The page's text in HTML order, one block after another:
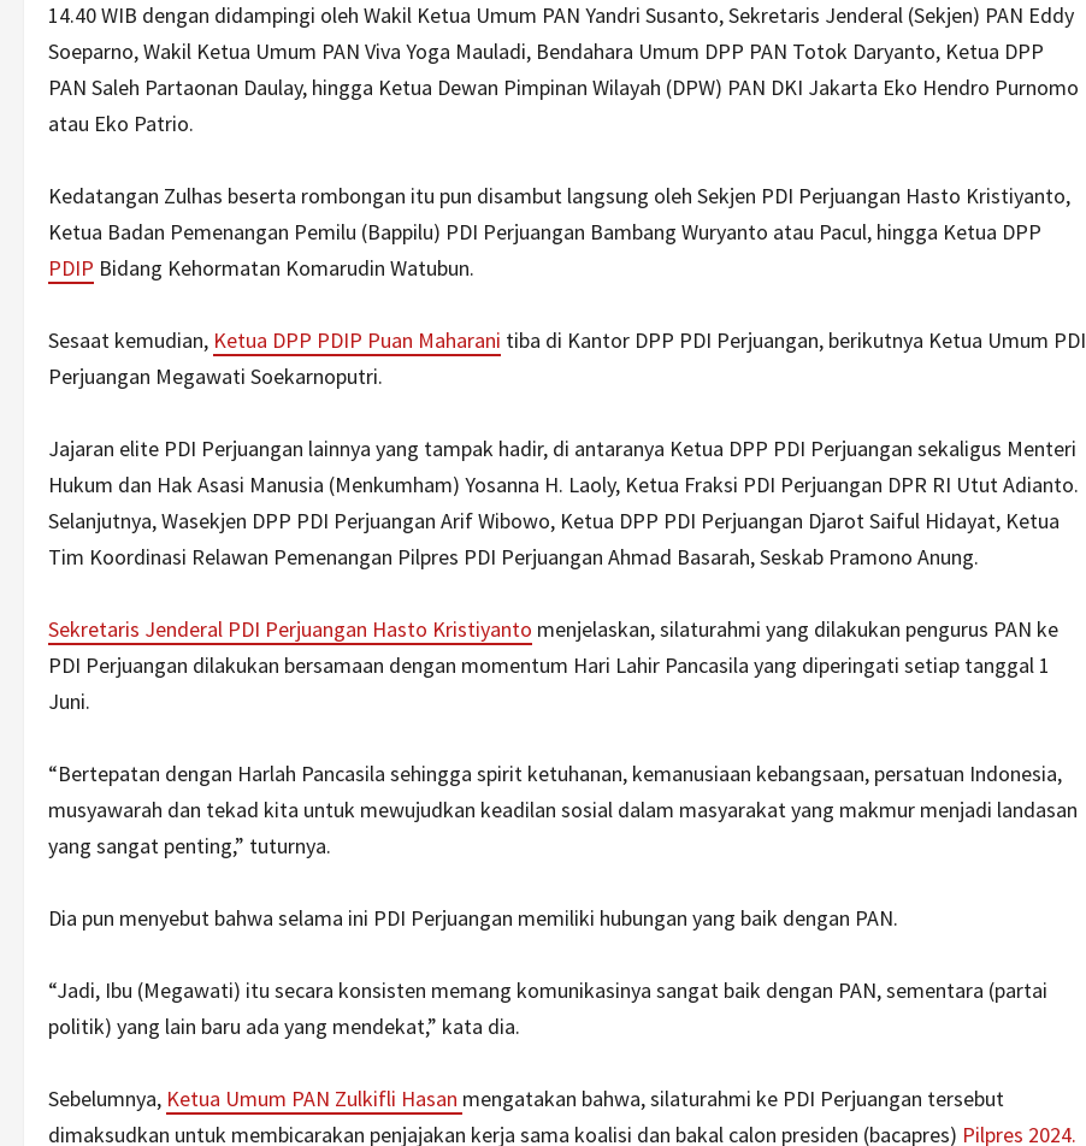
14.40 WIB dengan didampingi oleh Wakil Ketua Umum PAN Yandri Susanto, Sekretaris Jenderal (Sekjen) PAN Eddy
Soeparno, Wakil Ketua Umum PAN Viva Yoga Mauladi, Bendahara Umum DPP PAN Totok Daryanto, Ketua DPP
PAN Saleh Partaonan Daulay, hingga Ketua Dewan Pimpinan Wilayah (DPW) PAN DKI Jakarta Eko Hendro Purnomo
atau Eko Patrio.
Kedatangan Zulhas beserta rombongan itu pun disambut langsung oleh Sekjen PDI Perjuangan Hasto Kristiyanto,
Ketua Badan Pemenangan Pemilu (Bappilu) PDI Perjuangan Bambang Wuryanto atau Pacul, hingga Ketua DPP
PDIP Bidang Kehormatan Komarudin Watubun.
Sesaat kemudian, Ketua DPP PDIP Puan Maharani tiba di Kantor DPP PDI Perjuangan, berikutnya Ketua Umum PDI
Perjuangan Megawati Soekarnoputri.
Jajaran elite PDI Perjuangan lainnya yang tampak hadir, di antaranya Ketua DPP PDI Perjuangan sekaligus Menteri
Hukum dan Hak Asasi Manusia (Menkumham) Yosanna H. Laoly, Ketua Fraksi PDI Perjuangan DPR RI Utut Adianto.
Selanjutnya, Wasekjen DPP PDI Perjuangan Arif Wibowo, Ketua DPP PDI Perjuangan Djarot Saiful Hidayat, Ketua
Tim Koordinasi Relawan Pemenangan Pilpres PDI Perjuangan Ahmad Basarah, Seskab Pramono Anung.
Sekretaris Jenderal PDI Perjuangan Hasto Kristiyanto menjelaskan, silaturahmi yang dilakukan pengurus PAN ke
PDI Perjuangan dilakukan bersamaan dengan momentum Hari Lahir Pancasila yang diperingati setiap tanggal 1
Juni.
“Bertepatan dengan Harlah Pancasila sehingga spirit ketuhanan, kemanusiaan kebangsaan, persatuan Indonesia,
musyawarah dan tekad kita untuk mewujudkan keadilan sosial dalam masyarakat yang makmur menjadi landasan
yang sangat penting,” tuturnya.
Dia pun menyebut bahwa selama ini PDI Perjuangan memiliki hubungan yang baik dengan PAN.
“Jadi, Ibu (Megawati) itu secara konsisten memang komunikasinya sangat baik dengan PAN, sementara (partai
politik) yang lain baru ada yang mendekat,” kata dia.
Sebelumnya, Ketua Umum PAN Zulkifli Hasan mengatakan bahwa, silaturahmi ke PDI Perjuangan tersebut
dimaksudkan untuk membicarakan penjajakan kerja sama koalisi dan bakal calon presiden (bacapres) Pilpres 2024.